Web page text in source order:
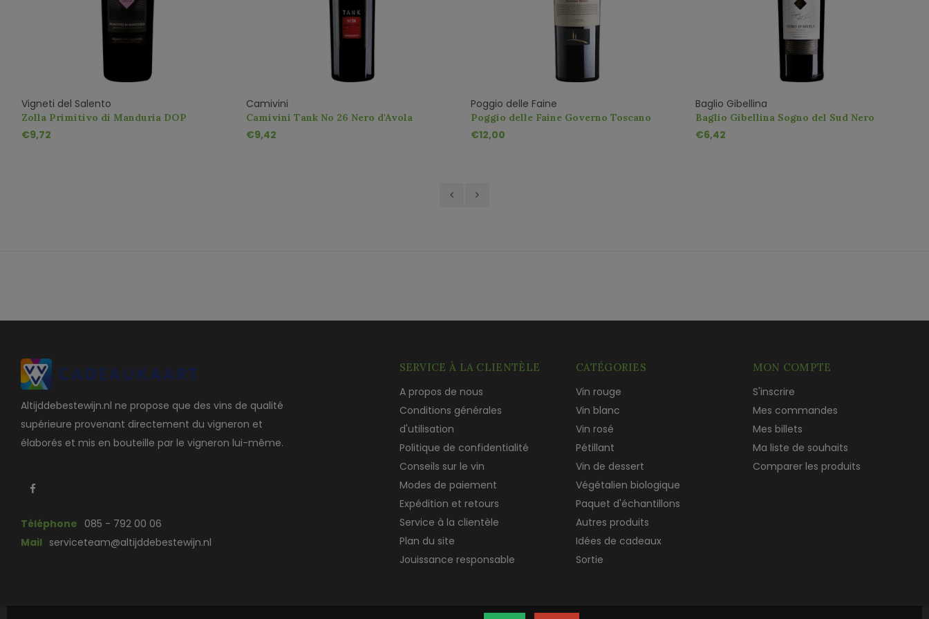
Vigneti del Salento
Zolla Primitivo di Manduria DOP
€9,72
Camivini
Camivini Tank No 26 Nero d'Avola
Appassimento IGT
€9,42
Poggio delle Faine
Poggio delle Faine Governo Toscano
€12,00
Baglio Gibellina
Baglio Gibellina Sogno del Sud Nero
d'Avola
€6,42
Altijddebestewijn.nl ne propose que des vins de qualité
supérieure provenant directement du vigneron et
élaborés et mis en bouteille par le vigneron lui-même.
Téléphone 085 - 792 00 06
Mail serviceteam@altijddebestewijn.nl
SERVICE À LA CLIENTÈLE
A propos de nous
Conditions générales
d'utilisation
Politique de confidentialité
Conseils sur le vin
Modes de paiement
Expédition et retours
Service à la clientèle
Plan du site
Jouissance responsable
CATÉGORIES
Vin rouge
Vin blanc
Vin rosé
Pétillant
Vin de dessert
Végétalien biologique
Paquet d'échantillons
Autres produits
Idées de cadeaux
Sortie
MON COMPTE
S'inscrire
Mes commandes
Mes billets
Ma liste de souhaits
Comparer les produits